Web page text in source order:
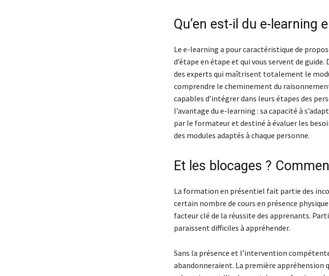
Qu’en est-il du e-learning
Le e-learning a pour caractéristique de
d’étape en étape et qui vous servent de
des experts qui maîtrisent totalement le
comprendre le cheminement du
capables d’intégrer dans leurs étapes des
l’avantage du e-learning : sa capacité à
par le formateur et destiné à évaluer les
des modules adaptés à chaque personne.
Et les blocages ?
La formation en présentiel fait partie des
certain nombre de cours en présence
facteur clé de la réussite des apprenants.
paraissent difficiles à appréhender.
Sans la présence et l’intervention
abandonneraient. La première